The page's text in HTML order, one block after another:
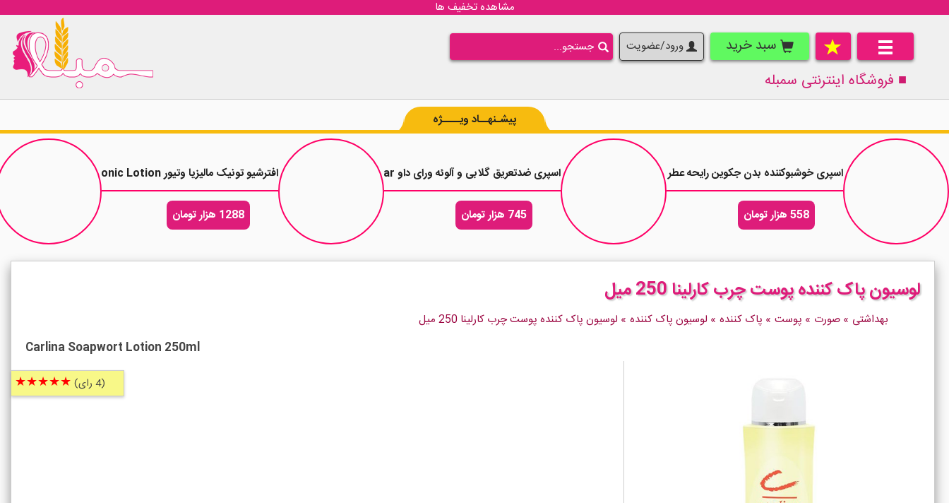
مشاهده تخفیف ها
سبد خرید ورود/عضویت
■ فروشگاه اینترنتی سمبله
پیشـنهــاد ویــــژه
اسپری خوشبوکننده بدن جکوین رایحه عطر زنانه لانوین مری می Hurry Up حجم 200 میلی لیتر
558 هزار تومان
اسپری ضدتعریق گلابی و آلوئه ورای داو Dove Go Fresh Pear حجم 250 میلی لیتر
745 هزار تومان
افترشیو تونیک مالیزیا وتیور Malizia Vetyver Tonic Lotion حجم 100 میلی لیتر
1288 هزار تومان
لوسیون پاک کننده پوست چرب کارلینا 250 میل
بهداشتی » صورت » پوست » پاک کننده » لوسیون پاک کننده » لوسیون پاک کننده پوست چرب کارلینا 250 میل
Carlina Soapwort Lotion 250ml
(4 رای) ★★★★★